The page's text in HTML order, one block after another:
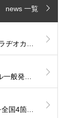
news 一覧
12/6(日)吉祥寺WARPにて開催される、ザ・ラヂオカセッツpresents「JAM!JAM!JAM!」に出演が決定！
「ココーノ」リバイバルツアー オフィシャル一般発売のご案内
アルバム「ココーノ」のリバイバルツアーを全国4箇所で開催が決定！